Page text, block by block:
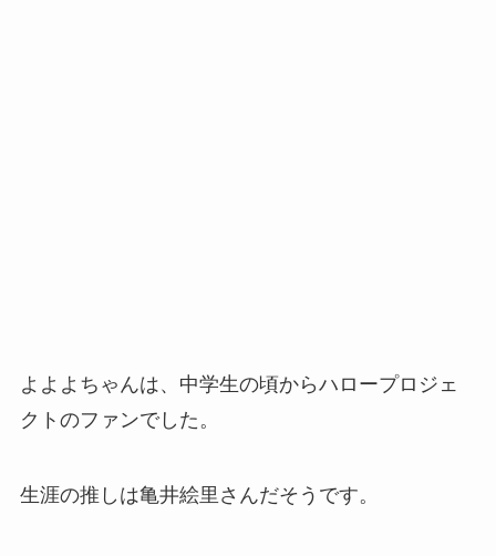
よよよちゃんは、中学生の頃からハロープロジェ
クトのファンでした。
生涯の推しは亀井絵里さんだそうです。